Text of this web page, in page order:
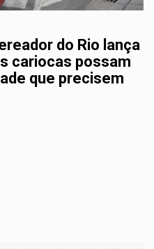
do Rio lança
cariocas possam
que precisem